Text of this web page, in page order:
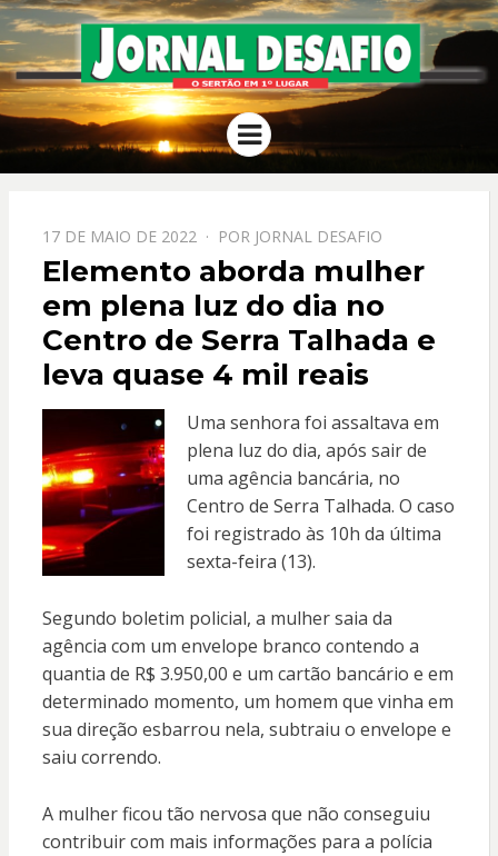
JORNAL
DESAFIO
O Sertão em 1º Lugar
Menu
PPOSTADO
EM
17 DE MAIO DE 2022 POR JORNAL DESAFIO
Elemento aborda mulher
em plena luz do dia no
Centro de Serra Talhada e
leva quase 4 mil reais
Uma senhora foi assaltava em
plena luz do dia, após sair de
uma agência bancária, no
Centro de Serra Talhada. O caso
foi registrado às 10h da última
sexta-feira (13).
Segundo boletim policial, a mulher saia da
agência com um envelope branco contendo a
quantia de R$ 3.950,00 e um cartão bancário e em
determinado momento, um homem que vinha em
sua direção esbarrou nela, subtraiu o envelope e
saiu correndo.
A mulher ficou tão nervosa que não conseguiu
contribuir com mais informações para a polícia